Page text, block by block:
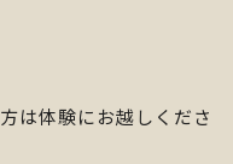
は体験にお越しくださ